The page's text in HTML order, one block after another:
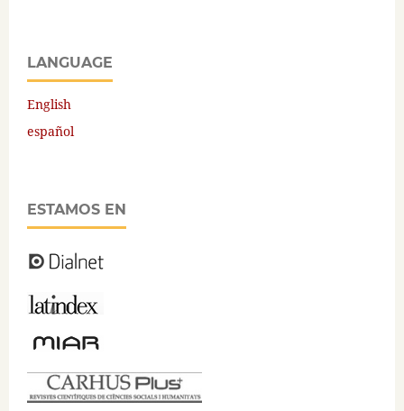
LANGUAGE
English
español
ESTAMOS EN